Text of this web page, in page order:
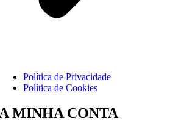
Política de Privacidade
Política de Cookies
MINHA CONTA